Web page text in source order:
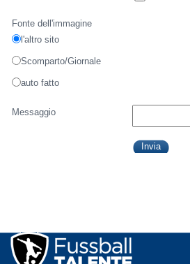
Fonte dell'immagine
l'altro sito
Scomparto/Giornale
auto fatto
Messaggio